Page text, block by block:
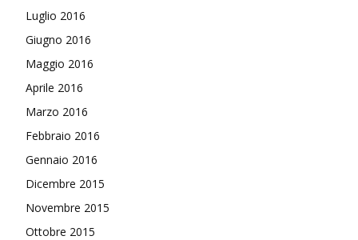
Luglio 2016
Giugno 2016
Maggio 2016
Aprile 2016
Marzo 2016
Febbraio 2016
Gennaio 2016
Dicembre 2015
Novembre 2015
Ottobre 2015